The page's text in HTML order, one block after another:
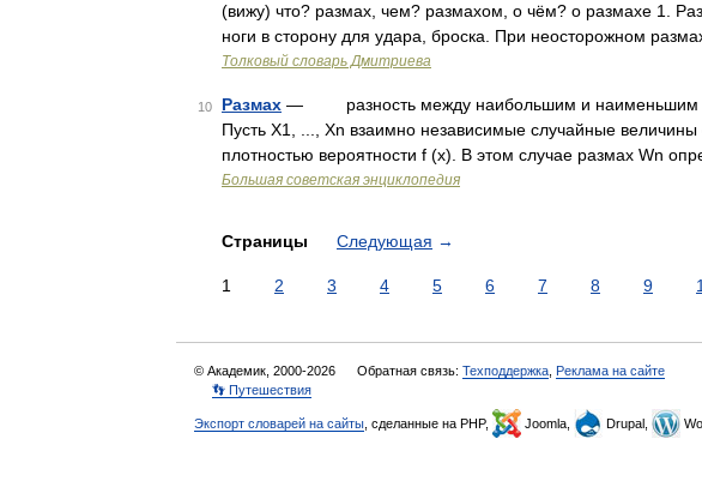
(вижу) что? размах, чем? размахом, о чём? о размахе 1.
ноги в сторону для удара, броска. При неосторожном
Толковый словарь Дмитриева
10 Размах — разность между наибольшим и наименьшим
Пусть X1, ..., Xn взаимно независимые случайные
плотностью вероятности f (x). В этом случае размах Wn
Большая советская энциклопедия
Страницы Следующая →
1 2 3 4 5 6 7 8 9
© Академик, 2000-2026 Обратная связь: Техподдержка Реклама на сайте
👣 Путешествия
Экспорт словарей на сайты , сделанные на PHP, Joomla, Drupal,